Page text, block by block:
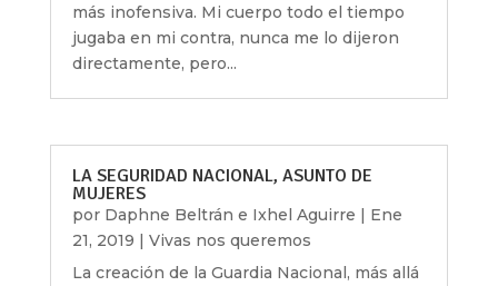
más inofensiva. Mi cuerpo todo el tiempo
jugaba en mi contra, nunca me lo dijeron
directamente, pero...
LA SEGURIDAD NACIONAL, ASUNTO DE
MUJERES
por Daphne Beltrán e Ixhel Aguirre | Ene
21, 2019 | Vivas nos queremos
La creación de la Guardia Nacional, más allá